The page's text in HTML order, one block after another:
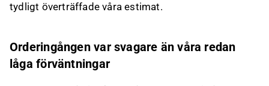
tydligt överträffade våra estimat.
Orderingången var svagare än våra redan
låga förväntningar